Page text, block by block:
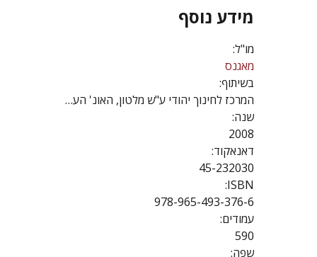
מידע נוסף
מו"ל:
מאגנס
בשיתוף:
המרכז לחינוך יהודי ע"ש מלטון, האונ' העברית
שנה:
2008
דאנאקוד:
45-232030
ISBN:
978-965-493-376-6
עמודים:
590
שפה: